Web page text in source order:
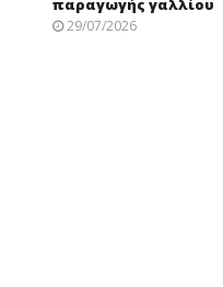
παραγωγής γαλλίου
29/07/2026